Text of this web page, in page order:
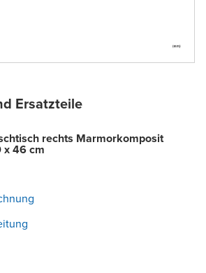
Ersatzteile
rechts Marmorkomposit
x 46 cm